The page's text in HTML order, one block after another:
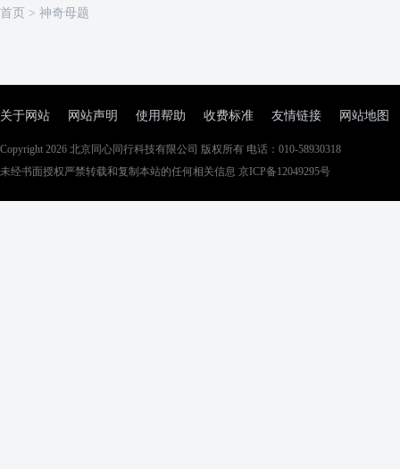
首页 > 神奇母题
关于网站 网站声明 使用帮助 收费标准 友情链接 网站地图
Copyright 2026 北京同心同行科技有限公司 版权所有 电话：010-58930318
未经书面授权严禁转载和复制本站的任何相关信息 京ICP备12049295号